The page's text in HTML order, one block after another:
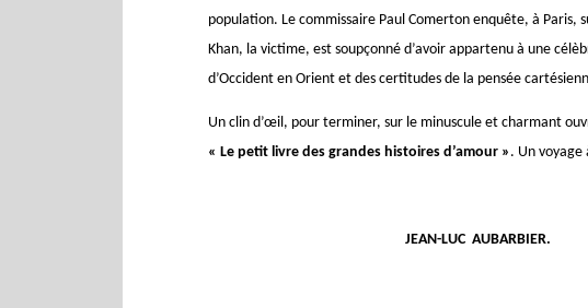
population. Le commissaire Paul Comerton enquête, à Paris,
Khan, la victime, est soupçonné d’avoir appartenu à une
d’Occident en Orient et des certitudes de la pensée
Un clin d’œil, pour terminer, sur le minuscule et charmant
« Le petit livre des grandes histoires d’amour » . Un voyage
JEAN-LUC AUBARBIER.